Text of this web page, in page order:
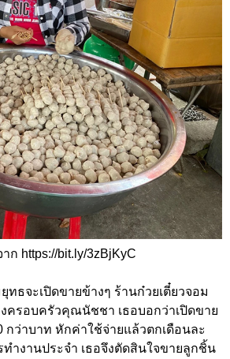
ก https://bit.ly/3zBjKyC
ธจะเปิดขายข้างๆ ร้านก๋วยเตี๋ยวจอม
ครอบครัวคุณนัชชา เธอบอกว่าเปิดขาย
กว่าบาท หักค่าใช้จ่ายแล้วตกเดือนละ
ทำงานประจำ เธอจึงตัดสินใจขายลูกชิ้น